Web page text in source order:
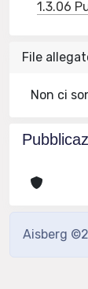
1.3.06
File
Non ci
Aisberg